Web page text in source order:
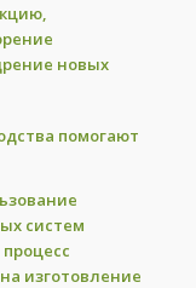
новых
помогают
систем
изготовление